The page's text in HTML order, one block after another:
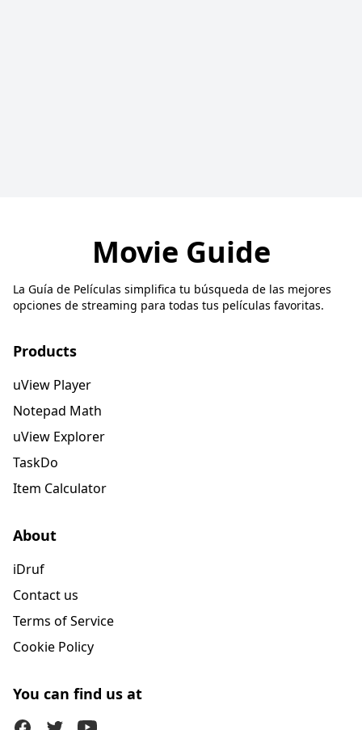
Movie Guide
La Guía de Películas simplifica tu búsqueda de las mejores
opciones de streaming para todas tus películas favoritas.
Products
uView Player
Notepad Math
uView Explorer
TaskDo
Item Calculator
About
iDruf
Contact us
Terms of Service
Cookie Policy
You can find us at